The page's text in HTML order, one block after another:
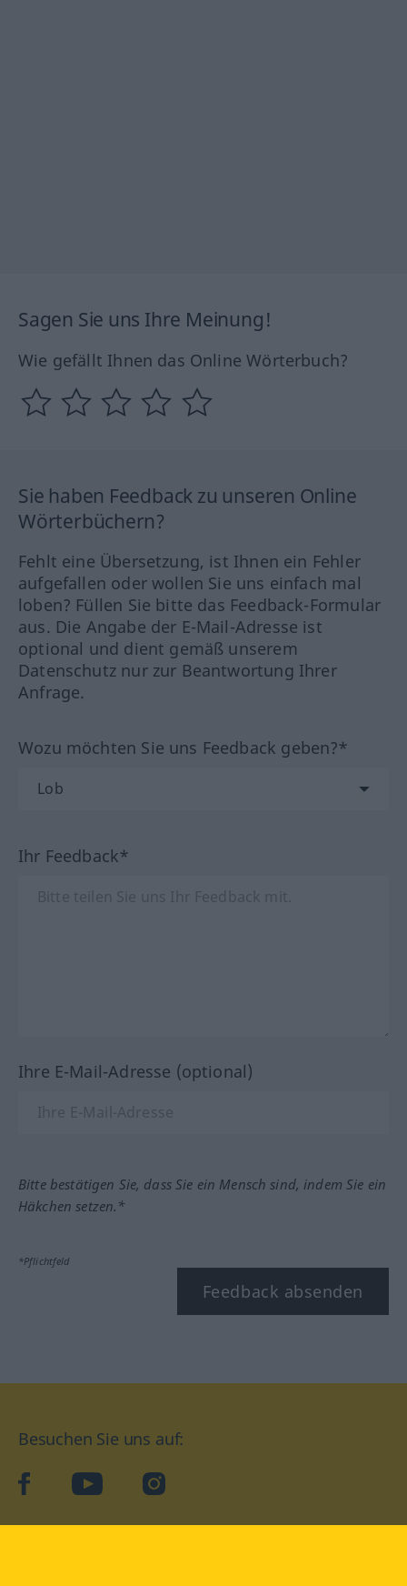
Sagen Sie uns Ihre Meinung!
Wie gefällt Ihnen das Online Wörterbuch?
Sie haben Feedback zu unseren Online
Wörterbüchern?
Fehlt eine Übersetzung, ist Ihnen ein Fehler
aufgefallen oder wollen Sie uns einfach mal
loben? Füllen Sie bitte das Feedback-Formular
aus. Die Angabe der E-Mail-Adresse ist
optional und dient gemäß unserem
Datenschutz nur zur Beantwortung Ihrer
Anfrage.
Wozu möchten Sie uns Feedback geben?*
Ihr Feedback*
Ihre E-Mail-Adresse (optional)
Bitte bestätigen Sie, dass Sie ein Mensch sind, indem Sie ein
Häkchen setzen.*
*Pflichtfeld
Feedback absenden
Besuchen Sie uns auf:
facebookYouTube Instagram